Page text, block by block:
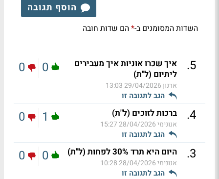
הוסף תגובה
השדות המסומנים ב-*הם שדות חובה
5
.
איך שכרו אוניות איך מעבירים
ליתיום (ל"ת)
ארנון29/04/2026 13:03
הגב לתגובה זו
0
0
4
. ברכות לזוכים (ל"ת)
אנונימי28/04/2026 15:27
הגב לתגובה זו
1
0
3
. היום היא תרד 30% לפחות (ל"ת)
אנונימי28/04/2026 10:28
הגב לתגובה זו
0
0